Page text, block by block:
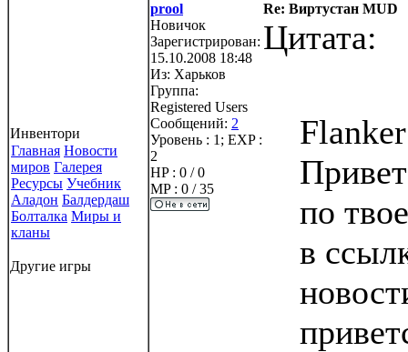
Инвентори
Главная Новости
миров Галерея
Ресурсы Учебник
Аладон Балдердаш
Болталка Миры и
кланы
Другие игры
prool
Re: Виртустан MUD
Новичок
Зарегистрирован:
15.10.2008 18:48
Из: Харьков
Группа:
Registered Users
Сообщений: 2
Уровень : 1; EXP :
2
HP : 0 / 0
MP : 0 / 35
Цитата:
по
в